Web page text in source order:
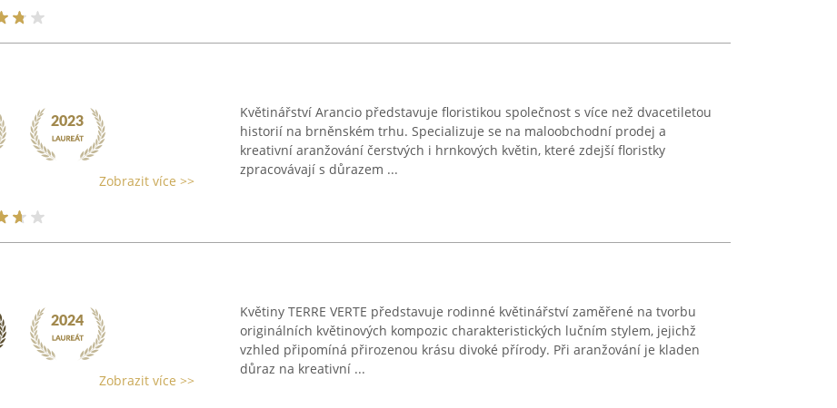
Zobrazit více >>
Květinářství Arancio představuje floristikou společnost s více než dvacetiletou
historií na brněnském trhu. Specializuje se na maloobchodní prodej a
kreativní aranžování čerstvých i hrnkových květin, které zdejší floristky
zpracovávají s důrazem ...
Zobrazit více >>
Květiny TERRE VERTE představuje rodinné květinářství zaměřené na tvorbu
originálních květinových kompozic charakteristických lučním stylem, jejichž
vzhled připomíná přirozenou krásu divoké přírody. Při aranžování je kladen
důraz na kreativní ...